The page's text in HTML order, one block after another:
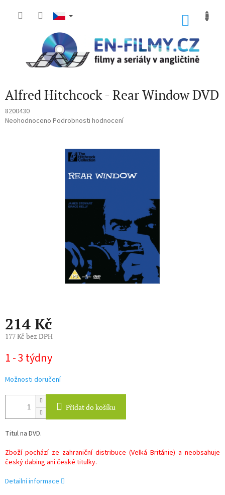
Alfred Hitchcock - Rear Window DVD
8200430
Průměrné
Neohodnoceno Podrobnosti hodnocení
214 Kč
177 Kč bez DPH
cena:
1 - 3 týdny
Možnosti doručení
Přidat do košíku
Titul na DVD.
Zboží pochází ze zahraniční distribuce (Velká Británie) a neobsahuje
český dabing ani české titulky.
Detailní informace